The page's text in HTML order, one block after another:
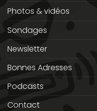
Photos & vidéos
Sondages
Newsletter
Bonnes Adresses
Podcasts
Contact